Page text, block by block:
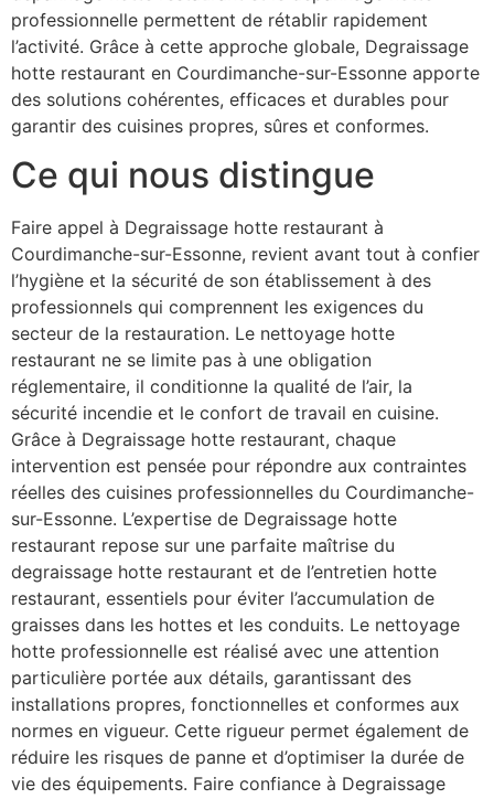
professionnelle permettent de rétablir rapidement
l’activité. Grâce à cette approche globale, Degraissage
hotte restaurant en Courdimanche-sur-Essonne apporte
des solutions cohérentes, efficaces et durables pour
garantir des cuisines propres, sûres et conformes.
Ce qui nous distingue
Faire appel à Degraissage hotte restaurant à
Courdimanche-sur-Essonne, revient avant tout à confier
l’hygiène et la sécurité de son établissement à des
professionnels qui comprennent les exigences du
secteur de la restauration. Le nettoyage hotte
restaurant ne se limite pas à une obligation
réglementaire, il conditionne la qualité de l’air, la
sécurité incendie et le confort de travail en cuisine.
Grâce à Degraissage hotte restaurant, chaque
intervention est pensée pour répondre aux contraintes
réelles des cuisines professionnelles du Courdimanche-
sur-Essonne. L’expertise de Degraissage hotte
restaurant repose sur une parfaite maîtrise du
degraissage hotte restaurant et de l’entretien hotte
restaurant, essentiels pour éviter l’accumulation de
graisses dans les hottes et les conduits. Le nettoyage
hotte professionnelle est réalisé avec une attention
particulière portée aux détails, garantissant des
installations propres, fonctionnelles et conformes aux
normes en vigueur. Cette rigueur permet également de
réduire les risques de panne et d’optimiser la durée de
vie des équipements. Faire confiance à Degraissage